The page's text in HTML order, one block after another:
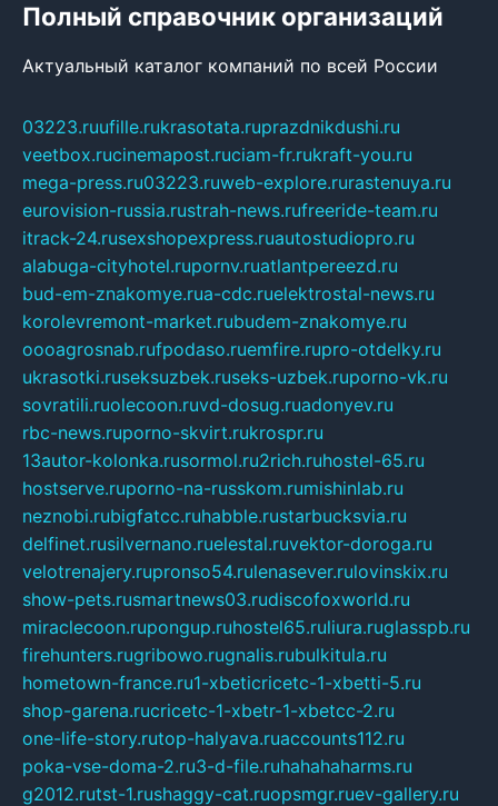
Полный справочник организаций
Актуальный каталог компаний по всей России
03223.ruufille.rukrasotata.ruprazdnikdushi.ru
veetbox.rucinemapost.ruciam-fr.rukraft-you.ru
mega-press.ru03223.ruweb-explore.rurastenuya.ru
eurovision-russia.rustrah-news.rufreeride-team.ru
itrack-24.rusexshopexpress.ruautostudiopro.ru
alabuga-cityhotel.rupornv.ruatlantpereezd.ru
bud-em-znakomye.rua-cdc.ruelektrostal-news.ru
korolevremont-market.rubudem-znakomye.ru
oooagrosnab.rufpodaso.ruemfire.rupro-otdelky.ru
ukrasotki.ruseksuzbek.ruseks-uzbek.ruporno-vk.ru
sovratili.ruolecoon.ruvd-dosug.ruadonyev.ru
rbc-news.ruporno-skvirt.rukrospr.ru
13autor-kolonka.rusormol.ru2rich.ruhostel-65.ru
hostserve.ruporno-na-russkom.rumishinlab.ru
neznobi.rubigfatcc.ruhabble.rustarbucksvia.ru
delfinet.rusilvernano.ruelestal.ruvektor-doroga.ru
velotrenajery.rupronso54.rulenasever.rulovinskix.ru
show-pets.rusmartnews03.rudiscofoxworld.ru
miraclecoon.rupongup.ruhostel65.ruliura.ruglasspb.ru
firehunters.rugribowo.rugnalis.rubulkitula.ru
hometown-france.ru1-xbeticricetc-1-xbetti-5.ru
shop-garena.rucricetc-1-xbetr-1-xbetcc-2.ru
one-life-story.rutop-halyava.ruaccounts112.ru
poka-vse-doma-2.ru3-d-file.ruhahahaharms.ru
g2012.rutst-1.rushaggy-cat.ruopsmgr.ruev-gallery.ru